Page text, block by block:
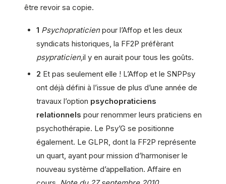
être revoir sa copie.
1 Psychopraticienpour l’Affop et les deux
syndicats historiques, la FF2P préfèrant
psypraticien,il y en aurait pour tous les goûts.
2 Et pas seulement elle ! L’Affop et le SNPPsy
ont déjà défini à l’issue de plus d’une année de
travaux l’option psychopraticiens
relationnels pour renommer leurs praticiens en
psychothérapie. Le Psy’G se positionne
également. Le GLPR, dont la FF2P représente
un quart, ayant pour mission d’harmoniser le
nouveau système d’appellation. Affaire en